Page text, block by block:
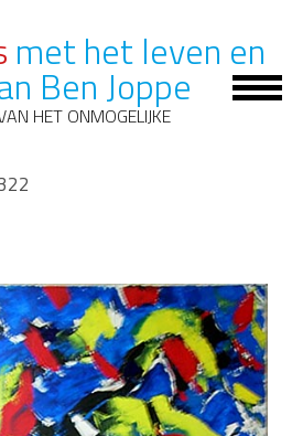
met het leven en
Ben Joppe
HET ONMOGELIJKE